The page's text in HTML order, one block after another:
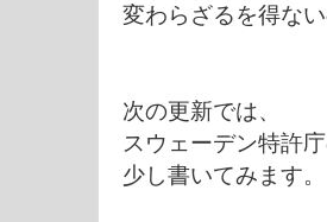
変わらざるを得な
次の更新では、
スウェーデン特許
少し書いてみます。